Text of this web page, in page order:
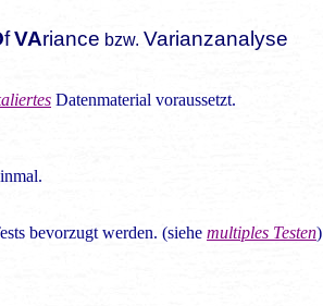
fVAriance bzw. Varianzanalyse
Datenmaterial voraussetzt.
bevorzugt werden. (siehe multiples Testen)